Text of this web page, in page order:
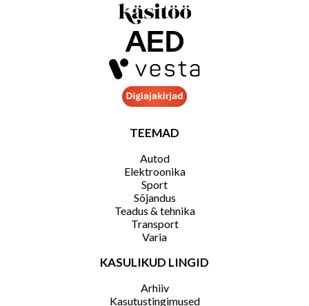
TEEMAD
Autod
Elektroonika
Sport
Sõjandus
Teadus & tehnika
Transport
Varia
KASULIKUD LINGID
Arhiiv
Kasutustingimused